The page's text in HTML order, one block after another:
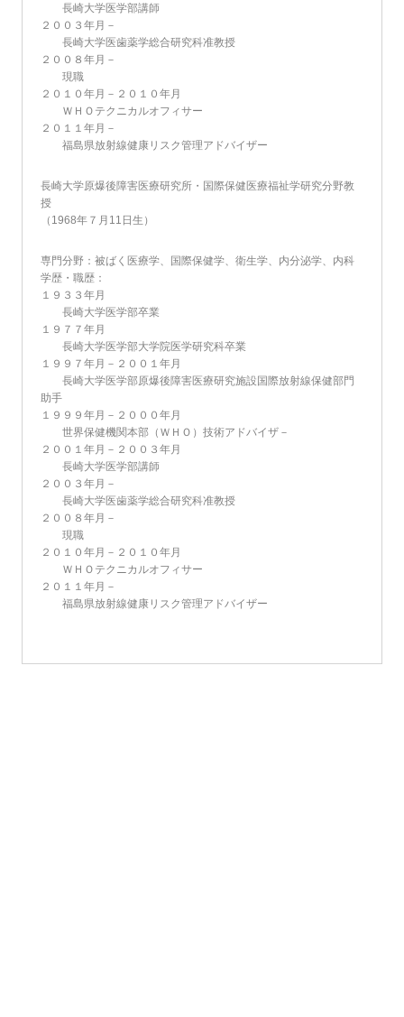
長崎大学医学部講師
２００３年月－
長崎大学医歯薬学総合研究科准教授
２００８年月－
現職
２０１０年月－２０１０年月
ＷＨＯテクニカルオフィサー
２０１１年月－
福島県放射線健康リスク管理アドバイザー
長崎大学原爆後障害医療研究所・国際保健医療福祉学研究分野教
授
（1968年７月11日生）
専門分野：被ばく医療学、国際保健学、衛生学、内分泌学、内科
学歴・職歴：
１９３３年月
長崎大学医学部卒業
１９７７年月
長崎大学医学部大学院医学研究科卒業
１９９７年月－２００１年月
長崎大学医学部原爆後障害医療研究施設国際放射線保健部門
助手
１９９９年月－２０００年月
世界保健機関本部（ＷＨＯ）技術アドバイザ－
２００１年月－２００３年月
長崎大学医学部講師
２００３年月－
長崎大学医歯薬学総合研究科准教授
２００８年月－
現職
２０１０年月－２０１０年月
ＷＨＯテクニカルオフィサー
２０１１年月－
福島県放射線健康リスク管理アドバイザー